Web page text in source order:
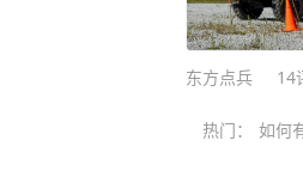
企图干扰外
是一次完
计划航行时
接下来会
出了极其
东方点兵 14
热门： 如何